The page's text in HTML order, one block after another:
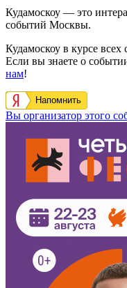
Кудамоскоу — это
событий Москвы.
Кудамоскоу в курсе
Если вы знаете о
нам!
Напомнить
Вы организатор этого